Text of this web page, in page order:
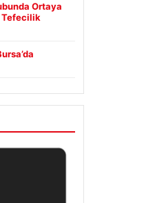
Ortaya
Tefecilik